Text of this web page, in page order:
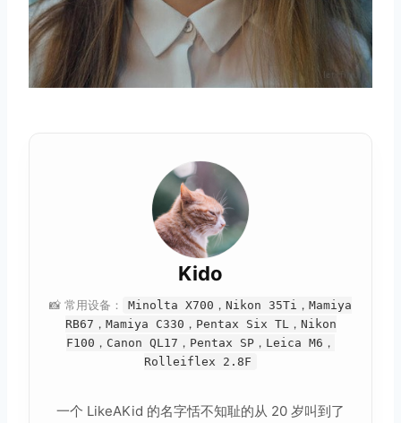
Kido
📸 常用设备：
Minolta X700，Nikon 35Ti，Mamiya
RB67，Mamiya C330，Pentax Six TL，Nikon
F100，Canon QL17，Pentax SP，Leica M6，
Rolleiflex 2.8F
一个 LikeAKid 的名字恬不知耻的从 20 岁叫到了